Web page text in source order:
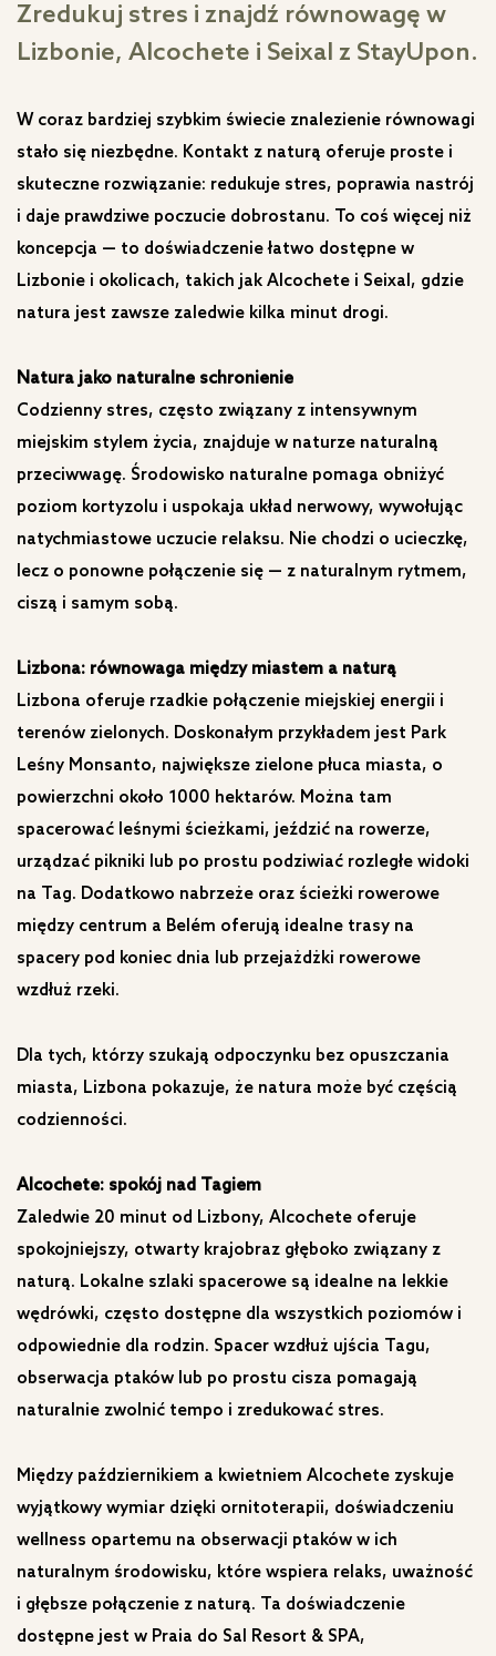
Zredukuj stres i znajdź równowagę w
Lizbonie, Alcochete i Seixal z StayUpon.
W coraz bardziej szybkim świecie znalezienie równowagi
stało się niezbędne. Kontakt z naturą oferuje proste i
skuteczne rozwiązanie: redukuje stres, poprawia nastrój
i daje prawdziwe poczucie dobrostanu. To coś więcej niż
koncepcja — to doświadczenie łatwo dostępne w
Lizbonie i okolicach, takich jak Alcochete i Seixal, gdzie
natura jest zawsze zaledwie kilka minut drogi.
Natura jako naturalne schronienie
Codzienny stres, często związany z intensywnym
miejskim stylem życia, znajduje w naturze naturalną
przeciwwagę. Środowisko naturalne pomaga obniżyć
poziom kortyzolu i uspokaja układ nerwowy, wywołując
natychmiastowe uczucie relaksu. Nie chodzi o ucieczkę,
lecz o ponowne połączenie się — z naturalnym rytmem,
ciszą i samym sobą.
Lizbona: równowaga między miastem a naturą
Lizbona oferuje rzadkie połączenie miejskiej energii i
terenów zielonych. Doskonałym przykładem jest Park
Leśny Monsanto, największe zielone płuca miasta, o
powierzchni około 1000 hektarów. Można tam
spacerować leśnymi ścieżkami, jeździć na rowerze,
urządzać pikniki lub po prostu podziwiać rozległe widoki
na Tag. Dodatkowo nabrzeże oraz ścieżki rowerowe
między centrum a Belém oferują idealne trasy na
spacery pod koniec dnia lub przejażdżki rowerowe
wzdłuż rzeki.
Dla tych, którzy szukają odpoczynku bez opuszczania
miasta, Lizbona pokazuje, że natura może być częścią
codzienności.
Alcochete: spokój nad Tagiem
Zaledwie 20 minut od Lizbony, Alcochete oferuje
spokojniejszy, otwarty krajobraz głęboko związany z
naturą. Lokalne szlaki spacerowe są idealne na lekkie
wędrówki, często dostępne dla wszystkich poziomów i
odpowiednie dla rodzin. Spacer wzdłuż ujścia Tagu,
obserwacja ptaków lub po prostu cisza pomagają
naturalnie zwolnić tempo i zredukować stres.
Między październikiem a kwietniem Alcochete zyskuje
wyjątkowy wymiar dzięki ornitoterapii, doświadczeniu
wellness opartemu na obserwacji ptaków w ich
naturalnym środowisku, które wspiera relaks, uważność
i głębsze połączenie z naturą. Ta doświadczenie
dostępne jest w Praia do Sal Resort & SPA,